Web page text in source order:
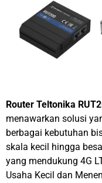
Router Teltonika
menawarkan solusi
berbagai kebutuhan
skala kecil hingga
yang mendukung 4G
Usaha Kecil dan